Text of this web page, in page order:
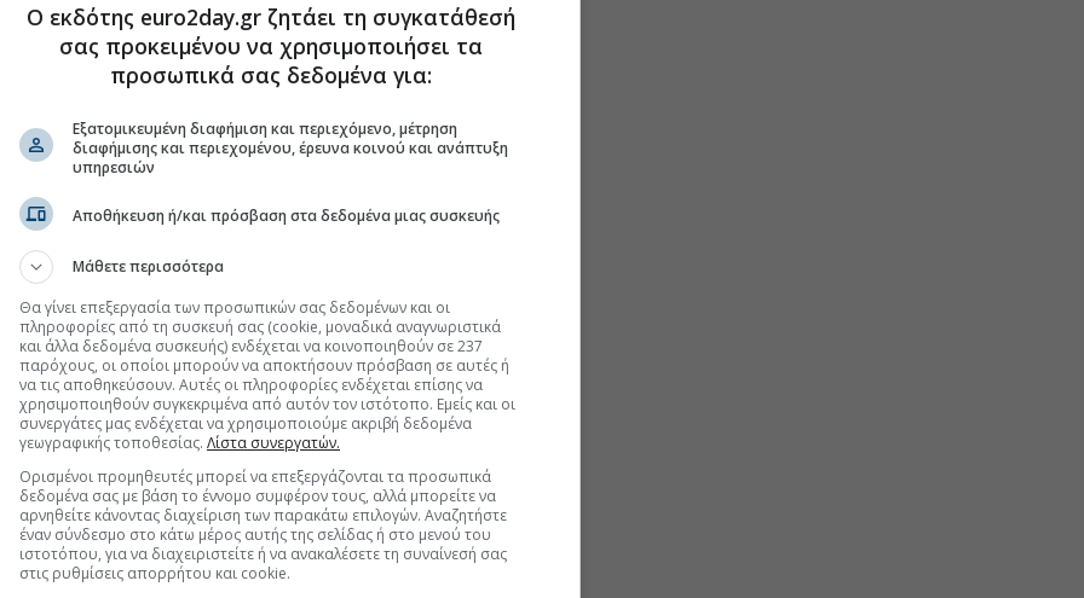
αποεπένδυση (partial exit) που επιτρέπει άμεση
που έχει δημιουργήσει προς όφελος των
έκδοση νέων μετοχών).
επόμενο αναπτυξιακό κύκλο της Αττικά
τη συνέχιση της επενδυτικής επιτυχίας.
Google Discover!
εξελίξεις με την υπογραφη εγκυρότητας του Euro2day.gr
FOLLOW US
Ακολουθήστε τη σελίδα τουEuro2day.grστοLinkedin
προκλήσεις, η τρέχουσα χρονική συγκυρία
λαμβάνοντας υπόψη:
περιβάλλον:Η ανάκαμψη της ελληνικής
και η σταδιακή αναβάθμιση της επενδυτικής
εγγραφή μιας εταιρείας με ισχυρή έκθεση
Ο εκδότης euro2day.gr ζητάει τη συγκατάθεσή
σας προκειμένου να χρησιμοποιήσει τα
προσωπικά σας δεδομένα για:
Εξατομικευμένη διαφήμιση και περιεχόμενο, μέτρηση
διαφήμισης και περιεχομένου, έρευνα κοινού και ανάπτυξη
υπηρεσιών
Αποθήκευση ή/και πρόσβαση στα δεδομένα μιας συσκευής
Μάθετε περισσότερα
Θα γίνει επεξεργασία των προσωπικών σας δεδομένων και οι
πληροφορίες από τη συσκευή σας (cookie, μοναδικά αναγνωριστικά
και άλλα δεδομένα συσκευής) ενδέχεται να κοινοποιηθούν σε 237
παρόχους, οι οποίοι μπορούν να αποκτήσουν πρόσβαση σε αυτές ή
να τις αποθηκεύσουν. Αυτές οι πληροφορίες ενδέχεται επίσης να
χρησιμοποιηθούν συγκεκριμένα από αυτόν τον ιστότοπο. Εμείς και οι
συνεργάτες μας ενδέχεται να χρησιμοποιούμε ακριβή δεδομένα
γεωγραφικής τοποθεσίας. Λίστα συνεργατών.
Ορισμένοι προμηθευτές μπορεί να επεξεργάζονται τα προσωπικά
δεδομένα σας με βάση το έννομο συμφέρον τους, αλλά μπορείτε να
αρνηθείτε κάνοντας διαχείριση των παρακάτω επιλογών. Αναζητήστε
έναν σύνδεσμο στο κάτω μέρος αυτής της σελίδας ή στο μενού του
ιστοτόπου, για να διαχειριστείτε ή να ανακαλέσετε τη συναίνεσή σας
στις ρυθμίσεις απορρήτου και cookie.